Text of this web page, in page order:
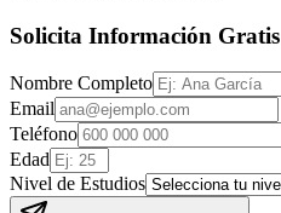
Solicita Información Gratis
Nombre Completo
Email
Teléfono
Edad
Nivel de Estudios